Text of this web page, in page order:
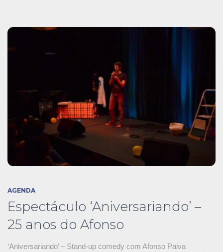
AGENDA
Espectáculo ‘Aniversariando’ –
25 anos do Afonso
‘Aniversariando’ – Stand-up comedy com Afonso Paiva